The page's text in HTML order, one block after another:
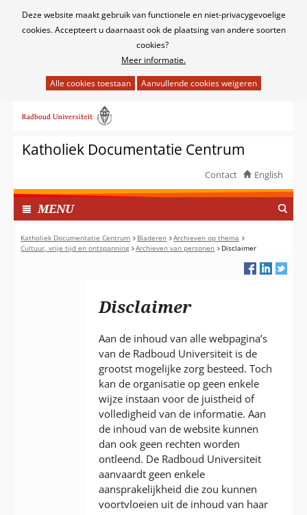
Cookies
Deze website maakt gebruik van functionele en niet-privacygevoelige
cookies. Accepteert u daarnaast ook de plaatsing van andere soorten
cookies?
Meer informatie.
het
van
cookies
deze
website
worden
toegestaan
of
naar
inhoudKatholiek Documentatie Centrum
Contact English
MENUI
N
G
E
Katholiek Documentatie Centrum Bladeren
Archieven op thema
Cultuur, vrije tijd en ontspanning
Archieven van personen Disclaimer
Disclaimer
Aan de inhoud van alle webpagina’s
van de Radboud Universiteit is de
grootst mogelijke zorg besteed. Toch
kan de organisatie op geen enkele
wijze instaan voor de juistheid of
volledigheid van de informatie. Aan
de inhoud van de website kunnen
dan ook geen rechten worden
ontleend. De Radboud Universiteit
aanvaardt geen enkele
aansprakelijkheid die zou kunnen
voortvloeien uit de inhoud van haar